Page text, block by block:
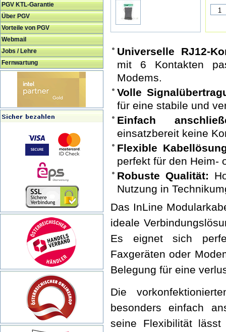
PGV KTL-Garantie
Über PGV
Vorteile von PGV
Webmail
Jobs / Lehre
Fernwartung
Universelle RJ12-
mit 6 Kontakten
Modems.
Volle
für eine stabile und
Einfach
einsatzbereit keine
Flexible
perfekt für den Heim-
Robuste Qualität:
Nutzung in
Das InLine
ideale
Es eignet sich
Faxgeräten oder
Belegung für eine
Die
besonders einfach
seine Flexibilität